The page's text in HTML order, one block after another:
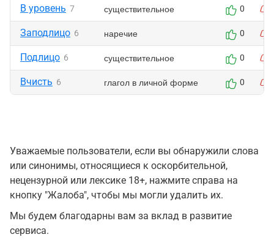
В уровень 7 существительное 0
Заподлицо 6 наречие 0
Подлицо 6 существительное 0
Вчисть 6 глагол в личной форме 0
Уважаемые пользователи, если вы обнаружили слова
или синонимы, относящиеся к оскорбительной,
нецензурной или лексике 18+, нажмите справа на
кнопку "Жалоба", чтобы мы могли удалить их.
Мы будем благодарны вам за вклад в развитие
сервиса.